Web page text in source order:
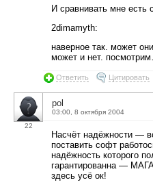
И сравнивать мне есть
2dimamyth:
наверное так. может
может и нет.
Ответить Цитировать
22
pol
03:00, 8 октября 2004
Насчёт надёжности —
поставить софт
надёжность которого
гарантированна —
здесь усё ок!